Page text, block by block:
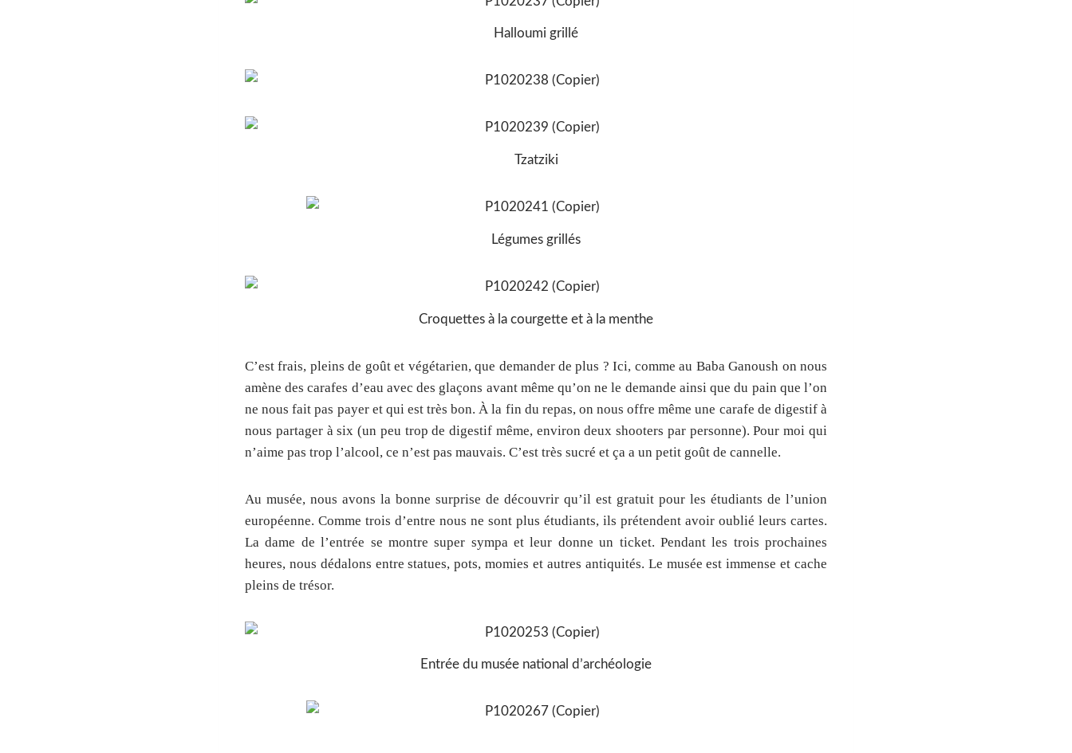
Halloumi grillé
Tzatziki
Légumes grillés
Croquettes à la courgette et à la menthe
C’est frais, pleins de goût et végétarien, que demander de plus ? Ici, comme au Baba Ganoush on nous
amène des carafes d’eau avec des glaçons avant même qu’on ne le demande ainsi que du pain que l’on
ne nous fait pas payer et qui est très bon. À la fin du repas, on nous offre même une carafe de digestif à
nous partager à six (un peu trop de digestif même, environ deux shooters par personne). Pour moi qui
n’aime pas trop l’alcool, ce n’est pas mauvais. C’est très sucré et ça a un petit goût de cannelle.
Au musée, nous avons la bonne surprise de découvrir qu’il est gratuit pour les étudiants de l’union
européenne. Comme trois d’entre nous ne sont plus étudiants, ils prétendent avoir oublié leurs cartes.
La dame de l’entrée se montre super sympa et leur donne un ticket. Pendant les trois prochaines
heures, nous dédalons entre statues, pots, momies et autres antiquités. Le musée est immense et cache
pleins de trésor.
Entrée du musée national d’archéologie